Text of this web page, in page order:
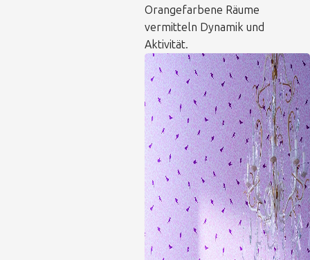
Orangefarbene Räume
vermitteln Dynamik und
Aktivität.